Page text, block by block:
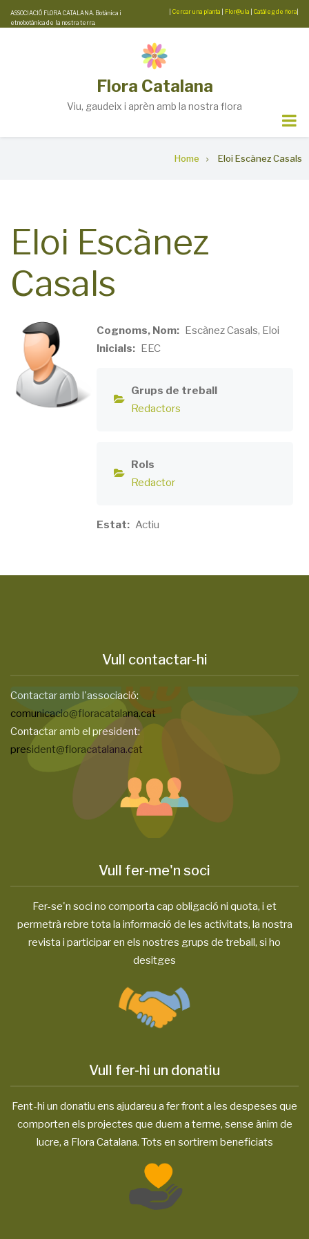
Skip
to
ASSOCIACIÓ FLORA CATALANA. Botànica i
etnobotànica de la nostra terra.
Cercar una planta Flor@ula Catàleg de flora
Flora Catalana
Viu, gaudeix i aprèn amb la nostra flora
Home Eloi Escànez Casals
Eloi Escànez
Casals
Cognoms, Nom
Escànez Casals, Eloi
Inicials
EEC
Grups de treball
Redactors
Rols
Redactor
Estat Actiu
Vull contactar-hi
Contactar amb l'associació:
comunicacio@floracatalana.cat
Contactar amb el president:
president@floracatalana.cat
Vull fer-me'n soci
Fer-se'n soci no comporta cap obligació ni quota, i et
permetrà rebre tota la informació de les activitats, la nostra
revista i participar en els nostres grups de treball, si ho
desitges
Vull fer-hi un donatiu
Fent-hi un donatiu ens ajudareu a fer front a les despeses que
comporten els projectes que duem a terme, sense ànim de
lucre, a Flora Catalana. Tots en sortirem beneficiats